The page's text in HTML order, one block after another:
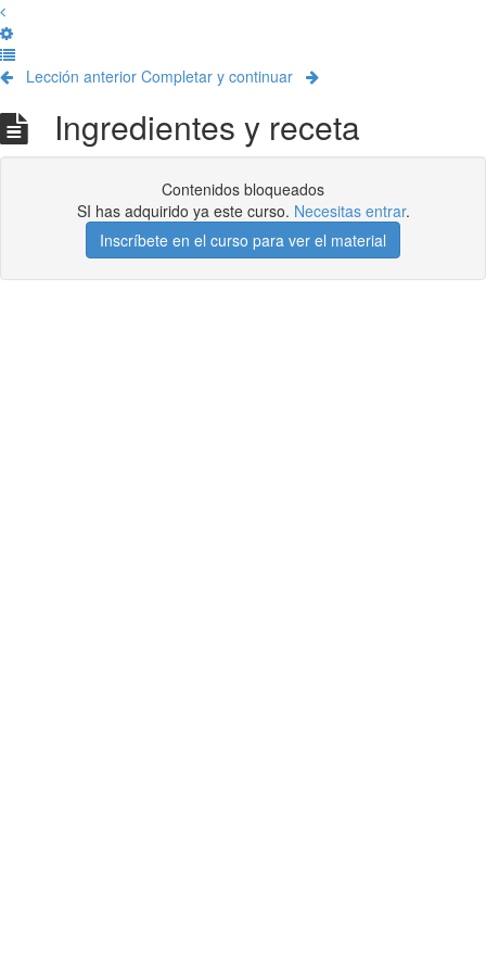
Lección anterior Completar y continuar
Ingredientes y receta
Contenidos bloqueados
SI has adquirido ya este curso. Necesitas entrar.
Inscríbete en el curso para ver el material